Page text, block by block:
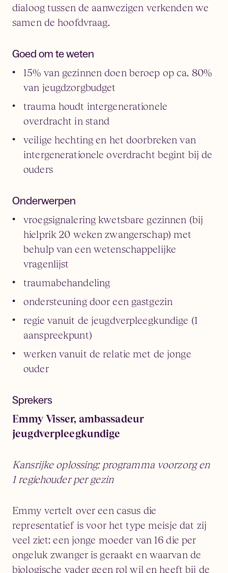
dialoog tussen de aanwezigen verkenden we
samen de hoofdvraag.
Goed om te weten
15% van gezinnen doen beroep op ca. 80%
van jeugdzorgbudget
trauma houdt intergenerationele
overdracht in stand
veilige hechting en het doorbreken van
intergenerationele overdracht begint bij de
ouders
Onderwerpen
vroegsignalering kwetsbare gezinnen (bij
hielprik 20 weken zwangerschap) met
behulp van een wetenschappelijke
vragenlijst
traumabehandeling
ondersteuning door een gastgezin
regie vanuit de jeugdverpleegkundige (1
aanspreekpunt)
werken vanuit de relatie met de jonge
ouder
Sprekers
Emmy Visser, ambassadeur
jeugdverpleegkundige
Kansrijke oplossing: programma voorzorg en
1 regiehouder per gezin
Emmy vertelt over een casus die
representatief is voor het type meisje dat zij
veel ziet: een jonge moeder van 16 die per
ongeluk zwanger is geraakt en waarvan de
biologische vader geen rol wil en heeft bij de